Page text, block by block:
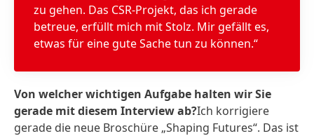
zu gehen. Das CSR-Projekt, das ich gerade
betreue, erfüllt mich mit Stolz. Mir gefällt es,
etwas für eine gute Sache tun zu können.“
Von welcher wichtigen Aufgabe halten wir Sie
gerade mit diesem Interview ab?Ich korrigiere
gerade die neue Broschüre „Shaping Futures“. Das ist